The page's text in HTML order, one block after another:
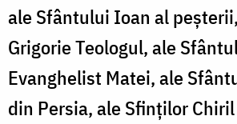
ale Sfântului Ioan al
Grigorie Teologul, ale
Evanghelist Matei, ale
din Persia, ale Sfinților